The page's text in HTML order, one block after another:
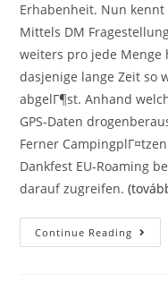
Erhabenheit. Nun
Mittels DM
weiters pro jede Menge
dasjenige lange Zeit so
abgelГ¶st. Anhand
GPS-Daten
Ferner
Dankfest EU-Roaming
darauf zugreifen.
Continue Reading Lass
Mich